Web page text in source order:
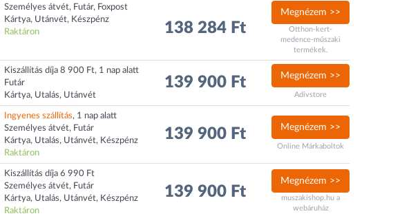
Személyes átvét, Futár, Foxpost
Kártya, Utánvét, Készpénz
Raktáron
138 284 Ft
Megnézem >>
Otthon-kert-
medence-műszaki
termékek.
Kiszállítás díja 8 900 Ft, 1 nap alatt
Futár
Kártya, Utalás, Utánvét
139 900 Ft Megnézem >>
Adivstore
Ingyenes szállítás, 1 nap alatt
Személyes átvét, Futár
Kártya, Utalás, Utánvét, Készpénz
Raktáron
139 900 Ft Megnézem >>
Online Márkaboltok
Kiszállítás díja 6 990 Ft
Személyes átvét, Futár
Kártya, Utalás, Utánvét, Készpénz
Raktáron
139 900 Ft
Megnézem >>
muszakishop.hu a
webáruház